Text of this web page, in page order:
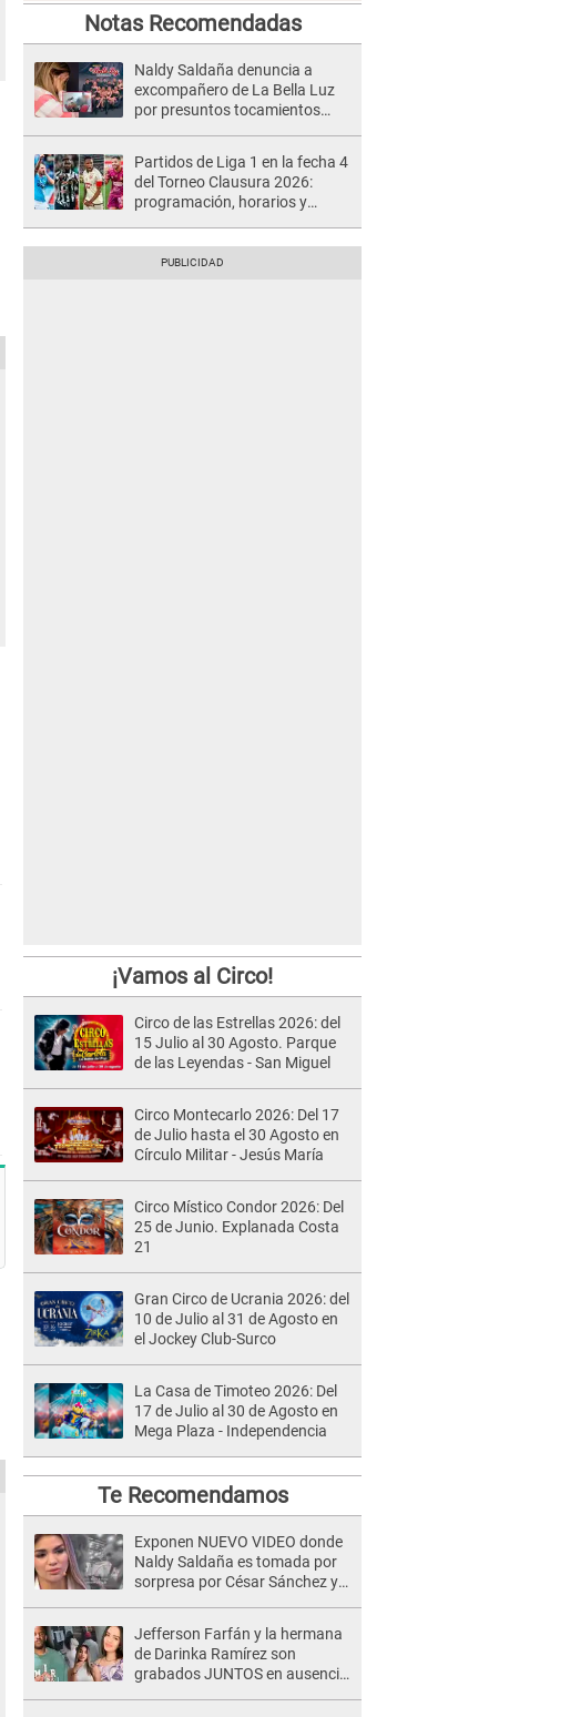
Notas Recomendadas
Naldy Saldaña denuncia a
excompañero de La Bella Luz
por presuntos tocamientos
Partidos de Liga 1 en la fecha 4
del Torneo Clausura 2026:
programación, horarios y
¡Vamos al Circo!
Circo de las Estrellas 2026: del
15 Julio al 30 Agosto. Parque
de las Leyendas - San Miguel
Circo Montecarlo 2026: Del 17
de Julio hasta el 30 Agosto en
Círculo Militar - Jesús María
Circo Místico Condor 2026: Del
25 de Junio. Explanada Costa
21
Gran Circo de Ucrania 2026: del
10 de Julio al 31 de Agosto en
el Jockey Club-Surco
La Casa de Timoteo 2026: Del
17 de Julio al 30 de Agosto en
Mega Plaza - Independencia
Te Recomendamos
Exponen NUEVO VIDEO donde
Naldy Saldaña es tomada por
sorpresa por César Sánchez y
Jefferson Farfán y la hermana
de Darinka Ramírez son
grabados JUNTOS en ausencia